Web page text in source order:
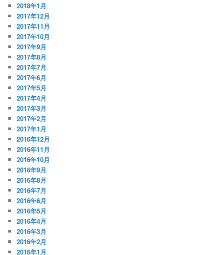
2018年1月
2017年12月
2017年11月
2017年10月
2017年9月
2017年8月
2017年7月
2017年6月
2017年5月
2017年4月
2017年3月
2017年2月
2017年1月
2016年12月
2016年11月
2016年10月
2016年9月
2016年8月
2016年7月
2016年6月
2016年5月
2016年4月
2016年3月
2016年2月
2016年1月